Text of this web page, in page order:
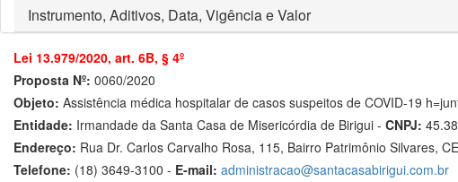
Instrumento, Aditivos, Data, Vigência e Valor
Lei 13.979/2020, art. 6B, § 4º
Proposta Nº: 0060/2020
Objeto: Assistência médica hospitalar de casos suspeitos de COVID-19
Entidade: Irmandade da Santa Casa de Misericórdia de Birigui - CNPJ:
Endereço: Rua Dr. Carlos Carvalho Rosa, 115, Bairro Patrimônio Silvares,
Telefone: (18) 3649-3100 - E-mail: administracao@santacasabirigui.com.br